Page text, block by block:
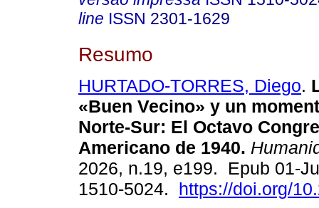
line ISSN 2301-1629
Resumo
HURTADO-TORRES, Diego.
«Buen Vecino» y un
Norte-Sur: El Octavo
Americano de 1940.
2026, n.19, e199. Epub 01-
1510-5024. https://doi.org/